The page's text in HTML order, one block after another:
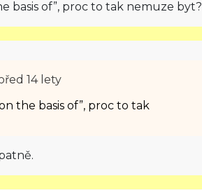
basis of”, proc to tak nemuze byt?
14 lety
the basis of”, proc to tak